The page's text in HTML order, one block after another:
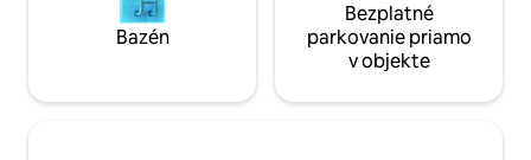
železného schodiska vyjdete na prvé
poschodie, kde nájdete súkromnú
výzdobou víta hostí vo svojom bývaní.
Bazén
Bezplatné
parkovanie priamo
v objekte